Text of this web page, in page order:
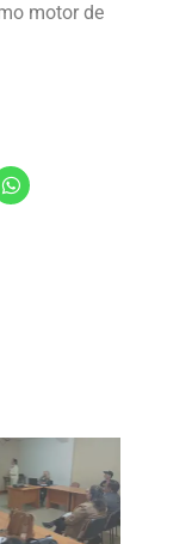
motor de